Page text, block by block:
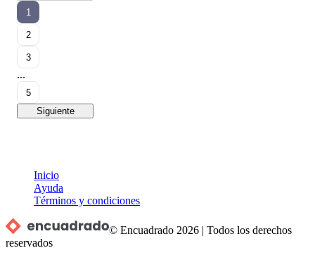
1
2
3
...
5
Siguiente
Inicio
Ayuda
Términos y condiciones
© Encuadrado 2026 |Todos los derechos
reservados